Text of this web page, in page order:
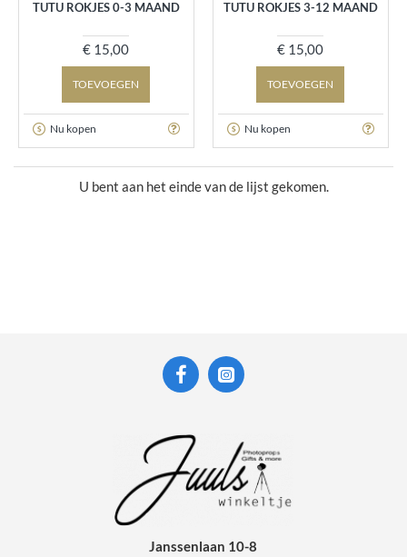
TUTU ROKJES 0-3 MAAND
€ 15,00
TOEVOEGEN
Nu kopen
TUTU ROKJES 3-12 MAAND
€ 15,00
TOEVOEGEN
Nu kopen
U bent aan het einde van de lijst gekomen.
Janssenlaan 10-8